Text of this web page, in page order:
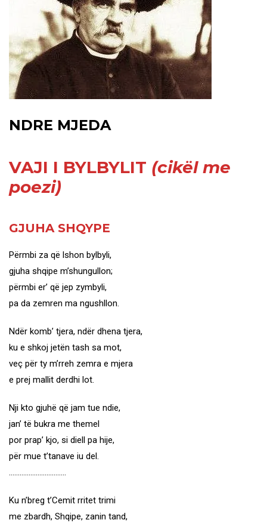
NDRE MJEDA
VAJI I BYLBYLIT (cikël me
poezi)
GJUHA SHQYPE
Përmbi za që lshon bylbyli,
gjuha shqipe m’shungullon;
përmbi er’ që jep zymbyli,
pa da zemren ma ngushllon.
Ndër komb’ tjera, ndër dhena tjera,
ku e shkoj jetën tash sa mot,
veç për ty m’rreh zemra e mjera
e prej mallit derdhi lot.
Nji kto gjuhë që jam tue ndie,
jan’ të bukra me themel
por prap’ kjo, si diell pa hije,
për mue t’tanave iu del.
…………………………..
Ku n’breg t’Cemit rritet trimi
me zbardh, Shqipe, zanin tand,